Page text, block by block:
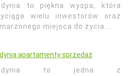
to piękna wyspa, która
wielu inwestorów oraz
miejsca do życia.…
apartamenty sprzedaż
to jedna z